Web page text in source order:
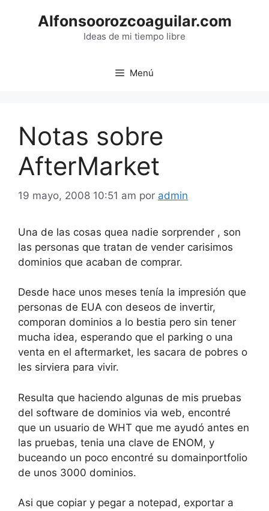
Alfonsoorozcoaguilar.com
Ideas de mi tiempo libre
Menú
Notas sobre
AfterMarket
19 mayo, 2008 10:51 am por admin
Una de las cosas quea nadie sorprender , son
las personas que tratan de vender carisimos
dominios que acaban de comprar.
Desde hace unos meses tenía la impresión que
personas de EUA con deseos de invertir,
comporan dominios a lo bestia pero sin tener
mucha idea, esperando que el parking o una
venta en el aftermarket, les sacara de pobres o
les sirviera para vivir.
Resulta que haciendo algunas de mis pruebas
del software de dominios via web, encontré
que un usuario de WHT que me ayudó antes en
las pruebas, tenia una clave de ENOM, y
buceando un poco encontré su domainportfolio
de unos 3000 dominios.
Asi que copiar y pegar a notepad, exportar a